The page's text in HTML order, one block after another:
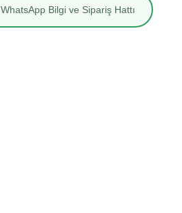
WhatsApp Bilgi ve Sipariş Hattı